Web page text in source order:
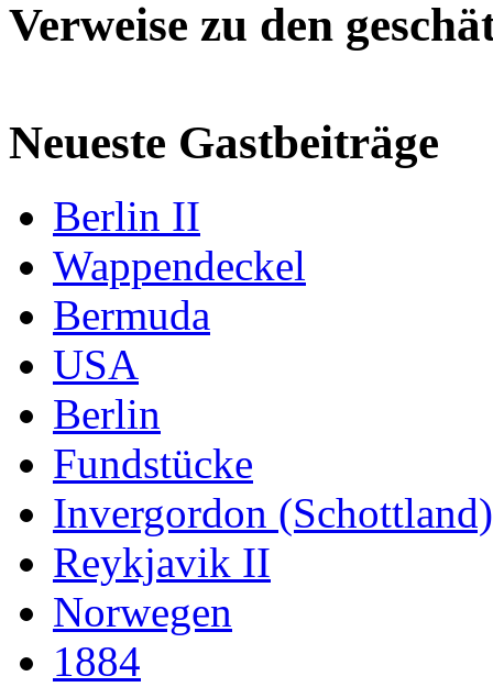
Verweise zu den
Neueste Gastbeiträge
Berlin II
Wappendeckel
Bermuda
USA
Berlin
Fundstücke
Invergordon (Schottland)
Reykjavik II
Norwegen
1884